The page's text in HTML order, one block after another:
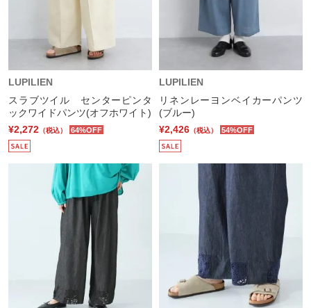
LUPILIEN
スラブツイル センターピンタ
ックワイドパンツ(オフホワイト)
¥2,272 （税込） 64%OFF
LUPILIEN
リネンレーヨンベイカーパンツ
(ブルー)
¥2,426 （税込） 54%OFF